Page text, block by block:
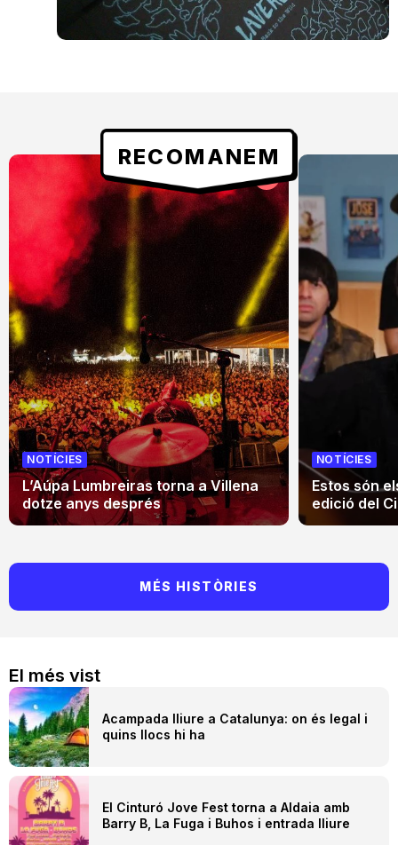
El més vist
Acampada lliure a Catalunya: on és legal i
quins llocs hi ha
El Cinturó Jove Fest torna a Aldaia amb
Barry B, La Fuga i Buhos i entrada lliure
RECOMANEM
NOTÍCIES
L’Aúpa Lumbreiras torna a Villena
dotze anys després
NOTÍCIES
Estos són
edició del
MÉS HISTÒRIES